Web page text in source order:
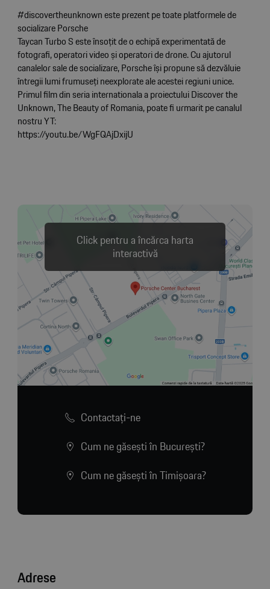
#discovertheunknown este prezent pe toate platformele de
socializare Porsche
Taycan Turbo S este însoțit de o echipă experimentată de
fotografi, operatori video și operatori de drone. Cu ajutorul
canalelor sale de socializare, Porsche își propune să dezvăluie
întregii lumi frumuseți neexplorate ale acestei regiuni unice.
Primul film din seria internationala a proiectului Discover the
Unknown, The Beauty of Romania, poate fi urmarit pe canalul
nostru YT:
https://youtu.be/WgFQAjDxijU
Click pentru a încărca harta
interactivă
Contactaţi-ne
Cum ne găsești în București?
Cum ne găsești în Timișoara?
Adrese